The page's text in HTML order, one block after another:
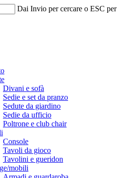
Dai Invio per cercare o ESC per
Divani e sofà
Sedie e set da pranzo
Sedute da giardino
Sedie da ufficio
Poltrone e club chair
Console
Tavoli da gioco
Tavolini e gueridon
mobili